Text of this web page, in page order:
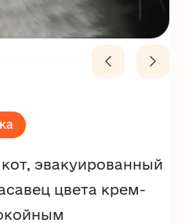
эвакуированный
цвета крем-